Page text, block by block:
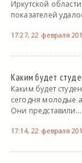
Иркутской
показателей
17:27, 22 февраля
Каким будет
Каким будет
сегодня молодые
Они представили...
17:14, 22 февраля